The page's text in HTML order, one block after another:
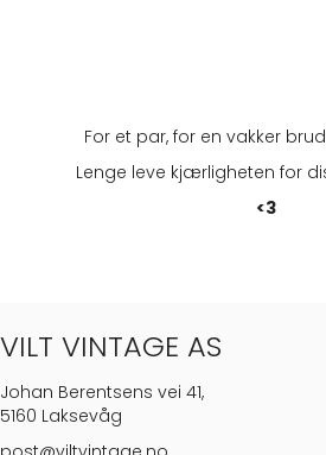
For et par, for en vakker
Lenge leve kjærligheten for
<3
VILT VINTAGE AS
Johan Berentsens vei 41,
5160 Laksevåg